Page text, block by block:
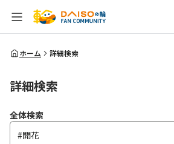
全体検索
ホーム 詳細検索
詳細検索
全体検索